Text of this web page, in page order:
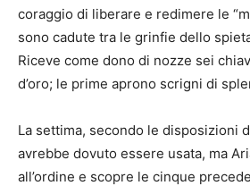
coraggio di liberare e redimere le
sono cadute tra le grinfie dello
Riceve come dono di nozze sei
d’oro; le prime aprono scrigni di
La settima, secondo le disposizioni
avrebbe dovuto essere usata, ma
all’ordine e scopre le cinque